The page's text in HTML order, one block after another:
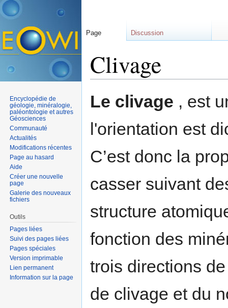
Clivage
Le clivage , est
l'orientation est
C’est donc la
casser suivant
structure
fonction des
trois directions
de clivage et du
Page Discussion
Encyclopédie de
géologie, minéralogie,
paléontologie et autres
Géosciences
Communauté
Actualités
Modifications récentes
Page au hasard
Aide
Créer une nouvelle
page
Galerie des nouveaux
fichiers
Outils
Pages liées
Suivi des pages liées
Pages spéciales
Version imprimable
Lien permanent
Information sur la page